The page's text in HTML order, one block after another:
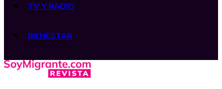
TV Y RADIO
BIENESTAR